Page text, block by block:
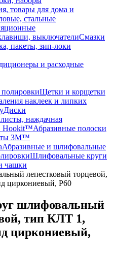
товары для дома и
стальные
выключателиСмазки
пакеты, зип-локи
и расходные
Щетки и корщетки
наклеек и липких
Диски
наждачная
Hookit™Абразивные полоски
3M™
Абразивные и шлифовальные
Шлифовальные круги
чашки
лепестковый торцевой,
циркониевый, P60
шлифовальный
тип КЛТ 1,
циркониевый,